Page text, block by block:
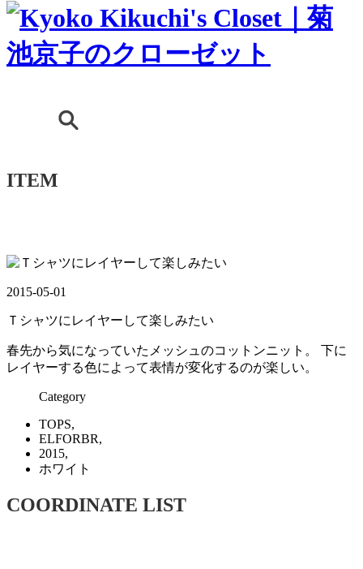
ITEM
2015-05-01
Ｔシャツにレイヤーして楽しみたい
春先から気になっていたメッシュのコットンニット。 下に
レイヤーする色によって表情が変化するのが楽しい。
Category
TOPS,
ELFORBR,
2015,
ホワイト
COORDINATE LIST